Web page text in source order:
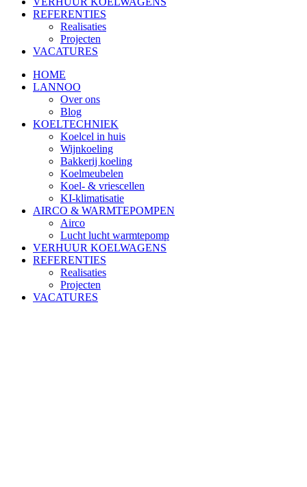
REFERENTIES
Realisaties
Projecten
VACATURES
HOME
LANNOO
Over ons
Blog
KOELTECHNIEK
Koelcel in huis
Wijnkoeling
Bakkerij koeling
Koelmeubelen
Koel- & vriescellen
KI-klimatisatie
AIRCO & WARMTEPOMPEN
Airco
Lucht lucht warmtepomp
VERHUUR KOELWAGENS
REFERENTIES
Realisaties
Projecten
VACATURES